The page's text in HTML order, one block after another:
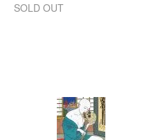
SOLD OUT